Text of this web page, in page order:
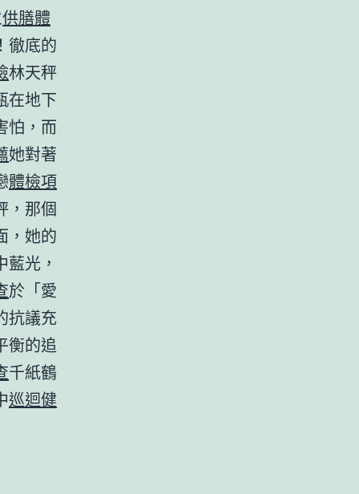
供膳體
徹底的
林天秤
在地下
怕，而
她對著
體檢項
，那個
，她的
光，
於「愛
抗議充
衡的追
千紙鶴
巡迴健